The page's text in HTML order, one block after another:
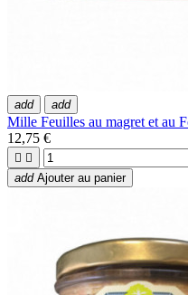
add add
Mille Feuilles au magret et au
12,75 €
 
add Ajouter au panier